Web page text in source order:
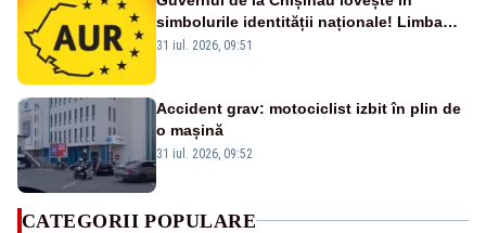
simbolurile identității naționale! Limba
română nu se economisește! Limba
31 iul. 2026, 09:51
Accident grav: motociclist izbit în plin de
o mașină
31 iul. 2026, 09:52
CATEGORII POPULARE